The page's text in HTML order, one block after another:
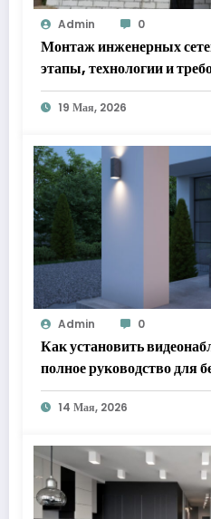
Admin 0
Монтаж инженерных
этапы, технологии и
19 Мая, 2026
Admin 0
Как установить
полное руководство для
спокойствия
14 Мая, 2026